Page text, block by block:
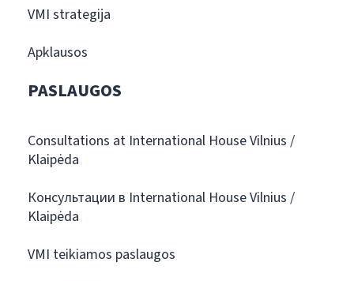
VMI strategija
Apklausos
PASLAUGOS
Consultations at International House Vilnius /
Klaipėda
Консультации в International House Vilnius /
Klaipėda
VMI teikiamos paslaugos